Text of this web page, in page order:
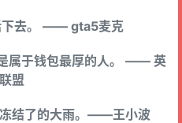
下去。 —— gta5麦克
属于钱包最厚的人。 —— 英
盟
结了的大雨。——王小波